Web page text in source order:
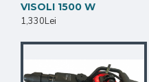
VISOLI 1500 W
1,330Lei